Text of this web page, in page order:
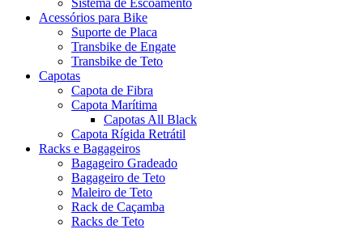
Sistema de Escoamento
Acessórios para Bike
Suporte de Placa
Transbike de Engate
Transbike de Teto
Capotas
Capota de Fibra
Capota Marítima
Capotas All Black
Capota Rígida Retrátil
Racks e Bagageiros
Bagageiro Gradeado
Bagageiro de Teto
Maleiro de Teto
Rack de Caçamba
Racks de Teto